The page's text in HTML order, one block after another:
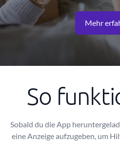
Mehr
So
Sobald du die App
eine Anzeige aufzugeben, um